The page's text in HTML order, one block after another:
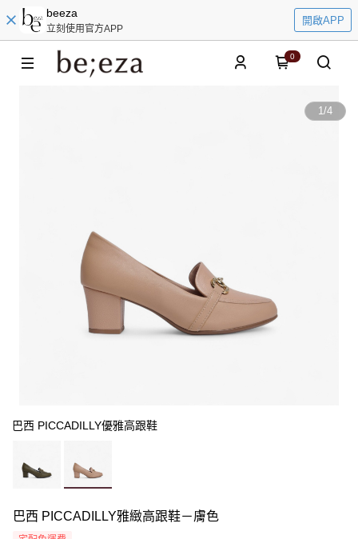
beeza
立刻使用官方APP
開啟APP
0
1/4
巴西 PICCADILLY優雅高跟鞋
巴西 PICCADILLY雅緻高跟鞋－膚色